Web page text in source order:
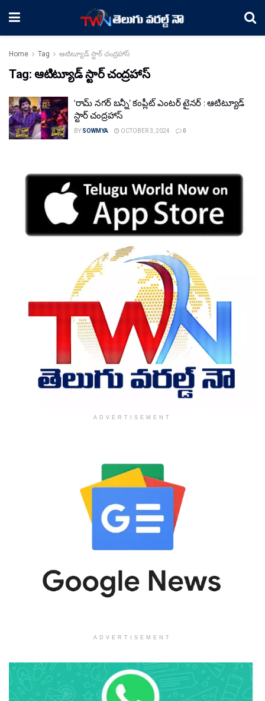
Home Tag ఆటిట్యూడ్ స్టార్ చంద్రహాస్
Tag: ఆటిట్యూడ్ స్టార్ చంద్రహాస్
‘రామ్ నగర్ బన్నీ’ కంప్లీట్ ఎంటర్ టైనర్ : ఆటిట్యూడ్
స్టార్ చంద్రహాస్
BY SOWMYA OCTOBER 3, 2024 0
ADVERTISEMENT
ADVERTISEMENT